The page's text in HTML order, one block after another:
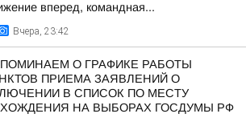
вперед, командная...
Вчера, 23:42
О ГРАФИКЕ РАБОТЫ
ПРИЕМА ЗАЯВЛЕНИЙ О
В СПИСОК ПО МЕСТУ
НА ВЫБОРАХ ГОСДУМЫ РФ